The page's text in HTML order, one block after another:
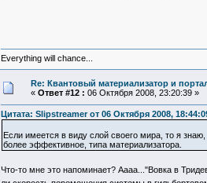
Everything will chance...
Re: Квантовый материализатор и
« Ответ #12 : 06 Октября 2008, 23:20:39 »
Цитата: Slipstreamer от 06 Октября 2008,
Если имеется в виду слой своего мира, то я
более эффективное, типа материализатора.
Что-то мне это напоминает? Аааа..."Вовка в